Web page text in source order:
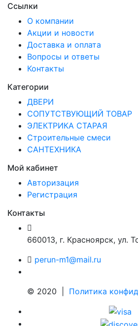
Ссылки
О компании
Акции и новости
Доставка и оплата
Вопросы и ответы
Контакты
Категории
ДВЕРИ
СОПУТСТВУЮЩИЙ ТОВАР
ЭЛЕКТРИКА СТАРАЯ
Строительные смеси
САНТЕХНИКА
Мой кабинет
Авторизация
Регистрация
Контакты
660013, г. Красноярск, ул.
perun-m1@mail.ru
© 2020 | Политика